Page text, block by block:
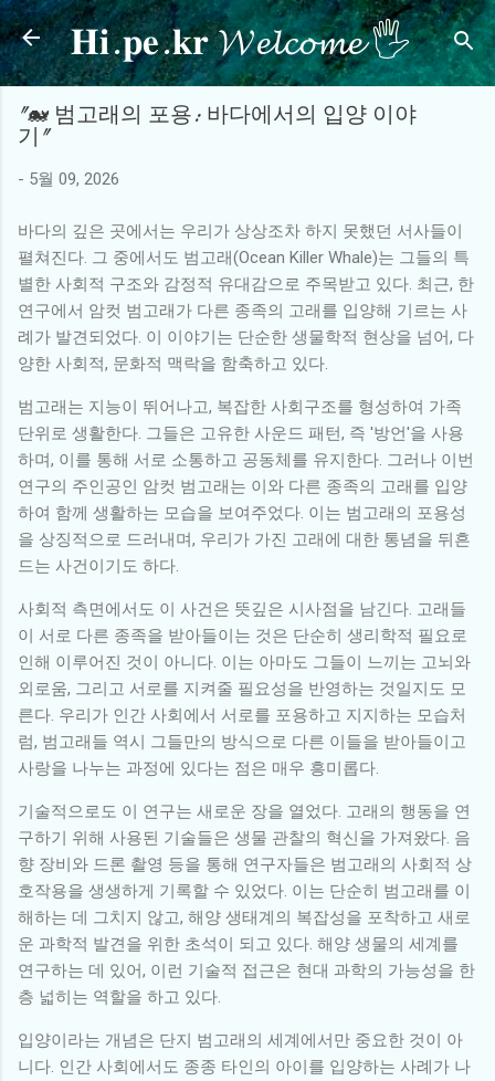
기본 콘텐츠로 건너뛰기
𝐇𝐢.𝐩𝐞.𝐤𝐫 𝓦𝓮𝓵𝓬𝓸𝓶𝓮 🖐
"🐋 범고래의 포용: 바다에서의 입양 이야
기"
- 5월 09, 2026
바다의 깊은 곳에서는 우리가 상상조차 하지 못했던 서사들이
펼쳐진다. 그 중에서도 범고래(Ocean Killer Whale)는 그들의 특
별한 사회적 구조와 감정적 유대감으로 주목받고 있다. 최근, 한
연구에서 암컷 범고래가 다른 종족의 고래를 입양해 기르는 사
례가 발견되었다. 이 이야기는 단순한 생물학적 현상을 넘어, 다
양한 사회적, 문화적 맥락을 함축하고 있다.
범고래는 지능이 뛰어나고, 복잡한 사회구조를 형성하여 가족
단위로 생활한다. 그들은 고유한 사운드 패턴, 즉 '방언'을 사용
하며, 이를 통해 서로 소통하고 공동체를 유지한다. 그러나 이번
연구의 주인공인 암컷 범고래는 이와 다른 종족의 고래를 입양
하여 함께 생활하는 모습을 보여주었다. 이는 범고래의 포용성
을 상징적으로 드러내며, 우리가 가진 고래에 대한 통념을 뒤흔
드는 사건이기도 하다.
사회적 측면에서도 이 사건은 뜻깊은 시사점을 남긴다. 고래들
이 서로 다른 종족을 받아들이는 것은 단순히 생리학적 필요로
인해 이루어진 것이 아니다. 이는 아마도 그들이 느끼는 고뇌와
외로움, 그리고 서로를 지켜줄 필요성을 반영하는 것일지도 모
른다. 우리가 인간 사회에서 서로를 포용하고 지지하는 모습처
럼, 범고래들 역시 그들만의 방식으로 다른 이들을 받아들이고
사랑을 나누는 과정에 있다는 점은 매우 흥미롭다.
기술적으로도 이 연구는 새로운 장을 열었다. 고래의 행동을 연
구하기 위해 사용된 기술들은 생물 관찰의 혁신을 가져왔다. 음
향 장비와 드론 촬영 등을 통해 연구자들은 범고래의 사회적 상
호작용을 생생하게 기록할 수 있었다. 이는 단순히 범고래를 이
해하는 데 그치지 않고, 해양 생태계의 복잡성을 포착하고 새로
운 과학적 발견을 위한 초석이 되고 있다. 해양 생물의 세계를
연구하는 데 있어, 이런 기술적 접근은 현대 과학의 가능성을 한
층 넓히는 역할을 하고 있다.
입양이라는 개념은 단지 범고래의 세계에서만 중요한 것이 아
니다. 인간 사회에서도 종종 타인의 아이를 입양하는 사례가 나